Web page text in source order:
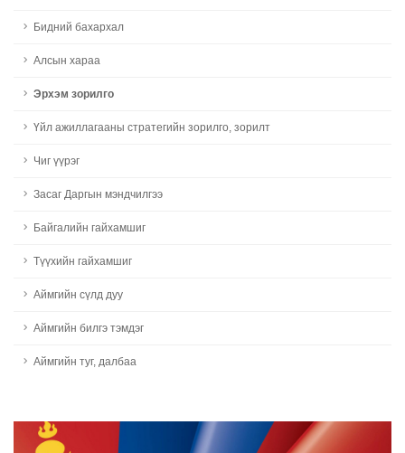
Бидний бахархал
Алсын хараа
Эрхэм зорилго
Үйл ажиллагааны стратегийн зорилго, зорилт
Чиг үүрэг
Засаг Даргын мэндчилгээ
Байгалийн гайхамшиг
Түүхийн гайхамшиг
Аймгийн сүлд дуу
Аймгийн билгэ тэмдэг
Аймгийн туг, далбаа